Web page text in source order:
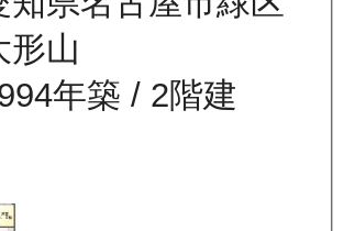
形山
年築 / 2階建